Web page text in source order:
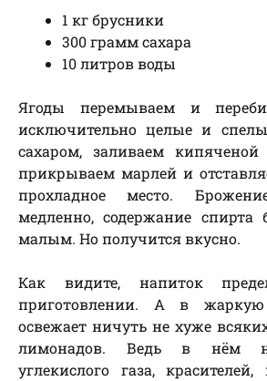
1 кг брусники
300 грамм сахара
10 литров воды
Ягоды перемываем и
исключительно целые и
сахаром, заливаем
прикрываем марлей и
прохладное место.
медленно, содержание спирта
малым. Но получится вкусно.
Как видите, напиток
приготовлении. А в
освежает ничуть не хуже
лимонадов. Ведь в нём
углекислого газа,